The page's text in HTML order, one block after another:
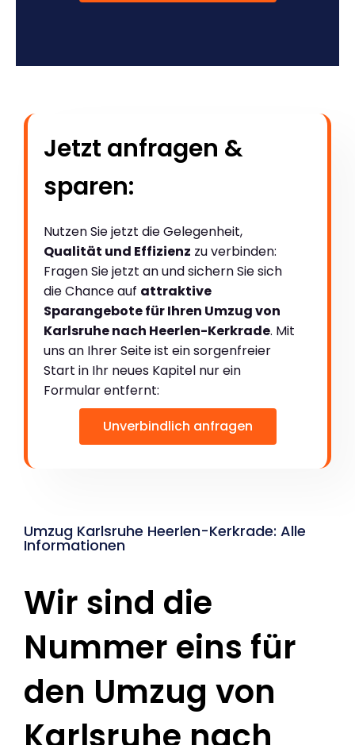
Jetzt anfragen &
sparen:
Nutzen Sie jetzt die Gelegenheit,
Qualität und Effizienz zu verbinden:
Fragen Sie jetzt an und sichern Sie sich
die Chance auf attraktive
Sparangebote für Ihren Umzug von
Karlsruhe nach Heerlen-Kerkrade. Mit
uns an Ihrer Seite ist ein sorgenfreier
Start in Ihr neues Kapitel nur ein
Formular entfernt:
Unverbindlich anfragen
Umzug Karlsruhe Heerlen-Kerkrade: Alle
Informationen
Wir sind die
Nummer eins für
den Umzug von